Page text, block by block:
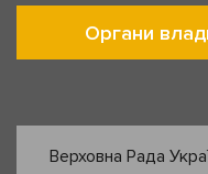
Органи
Верховна Рада